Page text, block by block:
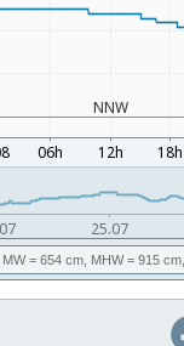
MW= 654 cm, MHW= 915 cm,